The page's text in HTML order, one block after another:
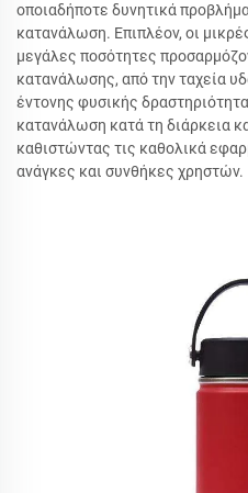
οποιαδήποτε δυνητικά
κατανάλωση. Επιπλέον, οι
μεγάλες ποσότητες
κατανάλωσης, από την ταχεία
έντονης φυσικής
κατανάλωση κατά τη διάρκεια
καθιστώντας τις καθολικά
ανάγκες και συνθήκες χρηστών.